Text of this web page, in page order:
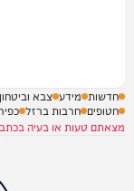
חדשות מידע צבא וביטחון
חטופים חרבות ברזל
מצאתם טעות או בעיה